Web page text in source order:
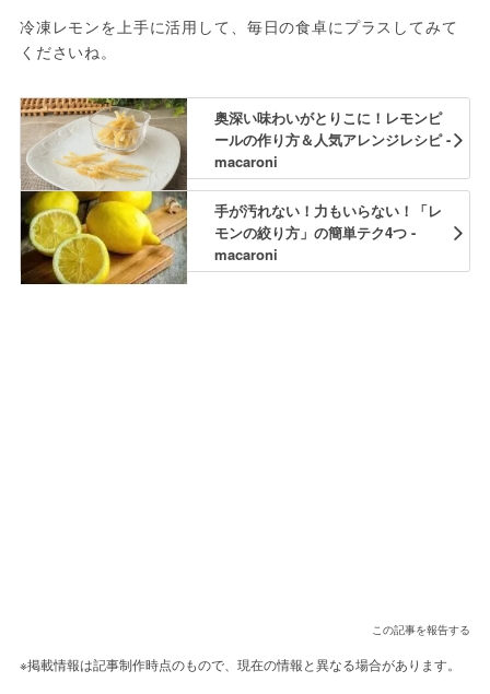
冷凍レモンを上手に活用して、毎日の食卓にプラスしてみて
くださいね。
奥深い味わいがとりこに！レモンピ
ールの作り方＆人気アレンジレシピ -
macaroni
手が汚れない！力もいらない！「レ
モンの絞り方」の簡単テク4つ -
macaroni
この記事を報告する
※掲載情報は記事制作時点のもので、現在の情報と異なる場合があります。